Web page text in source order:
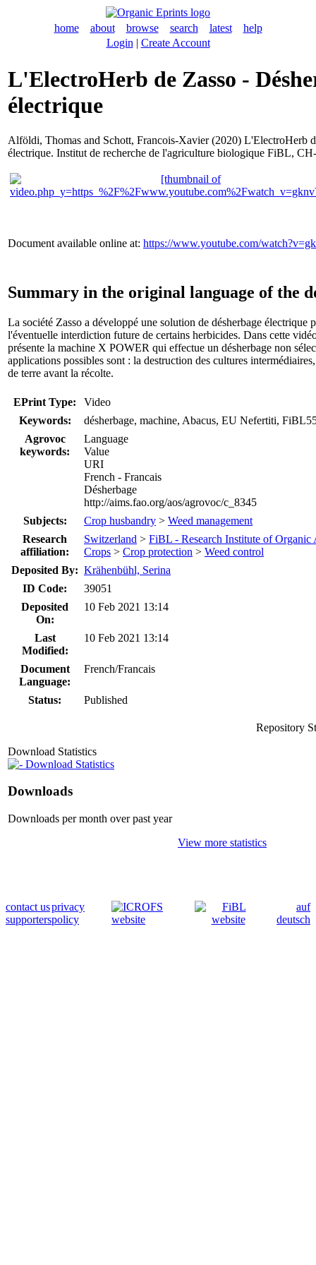
home about browse search latest
help
Login | Create Account
L'ElectroHerb de Zasso -
électrique
Alföldi, Thomas and Schott, Francois-Xavier(2020) L'ElectroHerb
électrique. Institut de recherche de l'agriculture biologique FiBL,
Document available online at: https://www.youtube.com/
Summary in the original language of the
La société Zasso a développé une solution de désherbage électrique
l'éventuelle interdiction future de certains herbicides. Dans cette
présente la machine X POWER qui effectue un désherbage non
applications possibles sont : la destruction des cultures
de terre avant la récolte.
EPrint Type:
Video
Keywords:
désherbage, machine, Abacus, EU Nefertiti,
Agrovoc
keywords:
Language
Value
URI
French - Francais
Désherbage
http://aims.fao.org/aos/agrovoc/c_8345
Subjects:
Crop husbandry > Weed management
Research
affiliation:
Switzerland > FiBL - Research Institute of
Crops > Crop protection > Weed control
Deposited By: Krähenbühl, Serina
ID Code:
39051
Deposited
On:
10 Feb 2021 13:14
Last
Modified:
10 Feb 2021 13:14
Document
Language:
French/Francais
Status: Published
Repository
Download Statistics
Download Statistics
Downloads
Downloads per month over past year
View more statistics
contact us
supporters
privacy
policy
auf
deutsch